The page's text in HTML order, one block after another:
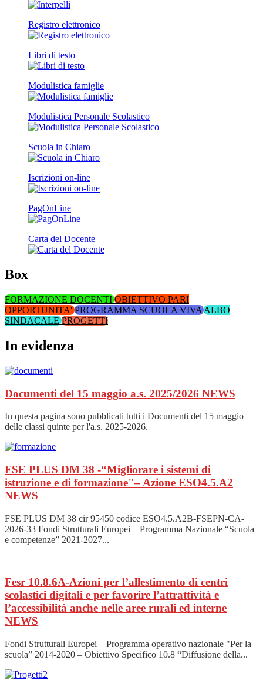
Registro elettronico
Libri di testo
Modulistica famiglie
Modulistica Personale Scolastico
Scuola in Chiaro
Iscrizioni on-line
PagOnLine
Carta del Docente
Box
FORMAZIONE DOCENTIOBIETTIVO PARI
OPPORTUNITA'PROGRAMMA SCUOLA VIVAALBO
SINDACALEPROGETTI
In evidenza
Documenti del 15 maggio a.s. 2025/2026 NEWS
In questa pagina sono pubblicati tutti i Documenti del 15 maggio
delle classi quinte per l'a.s. 2025-2026.
FSE PLUS DM 38 -“Migliorare i sistemi di
istruzione e di formazione"– Azione ESO4.5.A2
NEWS
FSE PLUS DM 38 cir 95450 codice ESO4.5.A2B-FSEPN-CA-
2026-33 Fondi Strutturali Europei – Programma Nazionale “Scuola
e competenze” 2021-2027...
Fesr 10.8.6A-Azioni per l’allestimento di centri
scolastici digitali e per favorire l’attrattività e
l’accessibilità anche nelle aree rurali ed interne
NEWS
Fondi Strutturali Europei – Programma operativo nazionale "Per la
scuola” 2014-2020 – Obiettivo Specifico 10.8 “Diffusione della...